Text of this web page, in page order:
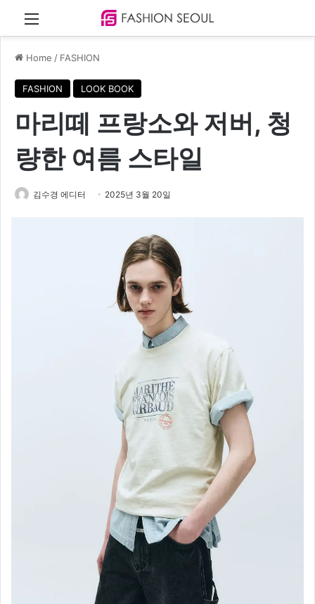
Menu
Home / FASHION
FASHION LOOK BOOK
마리떼 프랑소와 저버, 청
량한 여름 스타일
김수경 에디터 2025년 3월 20일